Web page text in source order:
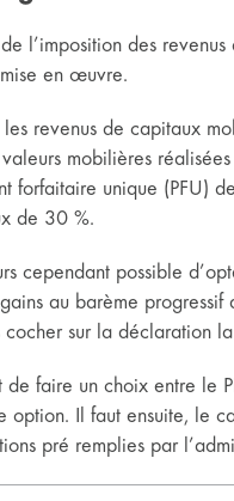
l’imposition des
en œuvre.
les revenus de capitaux
mobilières
forfaitaire unique (PFU)
de 30 %.
cependant possible
au barème
cocher sur la déclaration
de faire un choix entre le
option. Il faut ensuite, le
pré remplies par